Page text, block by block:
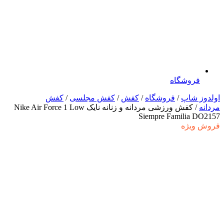
فروشگاه
اولدوز شاپ / فروشگاه / کفش / کفش مجلسی / کفش
مردانه
/ کفش ورزشی مردانه و زنانه نایک Nike Air Force 1 Low
Siempre Familia DO2157
فروش ویژه